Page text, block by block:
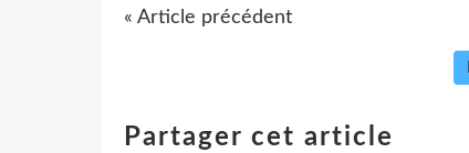
« Article précédent
Partager cet article